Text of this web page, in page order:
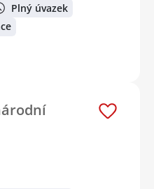
Plný úvazek